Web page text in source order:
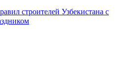
строителей Узбекистана с